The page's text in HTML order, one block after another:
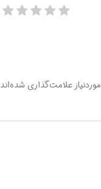
علامت‌گذاری